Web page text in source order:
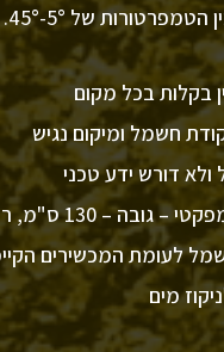
של 5°-45°.
בקלות בכל מקום
חשמל ומיקום נגיש
ולא דורש ידע טכני
ס"מ, רוחב – 30 ס"מ, עומק – 40 ס"מ.
לעומת המכשירים
מים